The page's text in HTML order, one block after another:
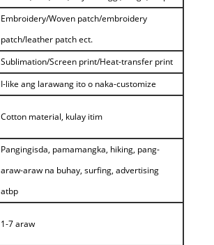
Embroidery/Woven patch/embroidery
patch/leather patch ect.
Sublimation/Screen print/Heat-transfer print
I-like ang larawang ito o naka-customize
Cotton material, kulay itim
Pangingisda, pamamangka, hiking, pang-
araw-araw na buhay, surfing, advertising
atbp
1-7 araw